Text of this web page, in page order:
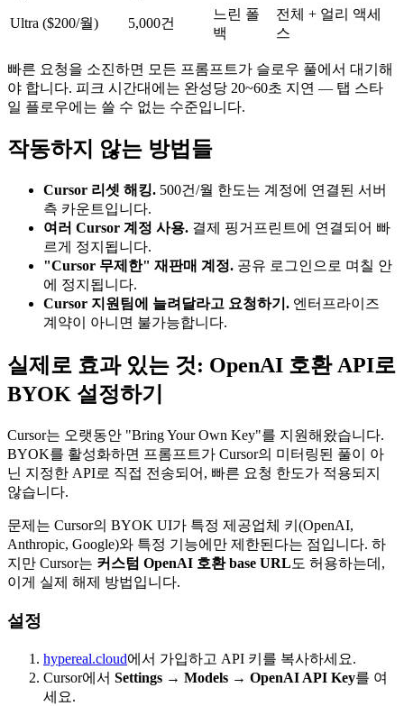
Ultra ($200/월) 5,000건
느린 폴
백
전체 + 얼리 액세
스
빠른 요청을 소진하면 모든 프롬프트가 슬로우 풀에서 대기해
야 합니다. 피크 시간대에는 완성당 20~60초 지연 — 탭 스타
일 플로우에는 쓸 수 없는 수준입니다.
작동하지 않는 방법들
Cursor 리셋 해킹. 500건/월 한도는 계정에 연결된 서버
측 카운트입니다.
여러 Cursor 계정 사용. 결제 핑거프린트에 연결되어 빠
르게 정지됩니다.
"Cursor 무제한" 재판매 계정. 공유 로그인으로 며칠 안
에 정지됩니다.
Cursor 지원팀에 늘려달라고 요청하기. 엔터프라이즈
계약이 아니면 불가능합니다.
실제로 효과 있는 것: OpenAI 호환 API로
BYOK 설정하기
Cursor는 오랫동안 "Bring Your Own Key"를 지원해왔습니다.
BYOK를 활성화하면 프롬프트가 Cursor의 미터링된 풀이 아
닌 지정한 API로 직접 전송되어, 빠른 요청 한도가 적용되지
않습니다.
문제는 Cursor의 BYOK UI가 특정 제공업체 키(OpenAI,
Anthropic, Google)와 특정 기능에만 제한된다는 점입니다. 하
지만 Cursor는 커스텀 OpenAI 호환 base URL도 허용하는데,
이게 실제 해제 방법입니다.
설정
hypereal.cloud에서 가입하고 API 키를 복사하세요.
Cursor에서 Settings → Models → OpenAI API Key를 여
세요.